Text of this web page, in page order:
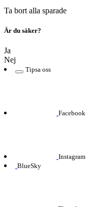
Ta bort alla sparade
Är du säker?
Ja
Nej
Tipsa oss
Facebook
Instagram
BlueSky